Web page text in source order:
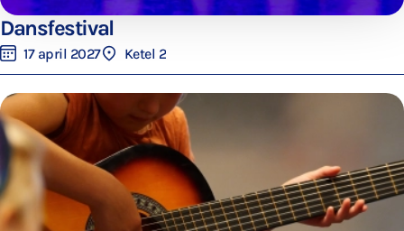
Dansfestival
17 april 2027 Ketel 2